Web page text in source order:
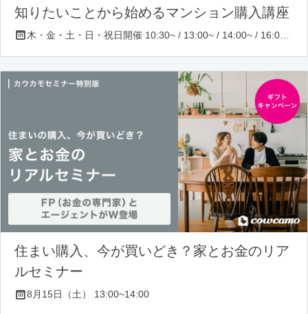
知りたいことから始めるマンション購入講座
住まい購入、今が買いどき？家とお金のリア
ルセミナー
8月15日（土） 13:00~14:00